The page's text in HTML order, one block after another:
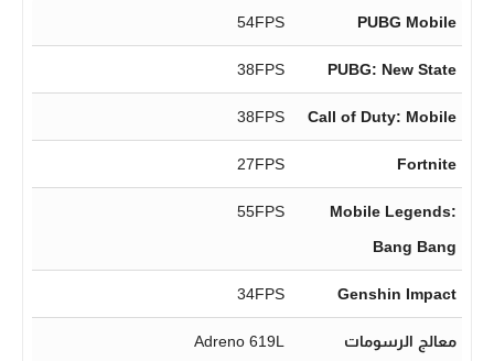
PUBG Mobile
54FPS
PUBG: New State
38FPS
Call of Duty: Mobile
38FPS
Fortnite
27FPS
Mobile Legends:
Bang Bang
55FPS
Genshin Impact
34FPS
معالج الرسومات Adreno 619L